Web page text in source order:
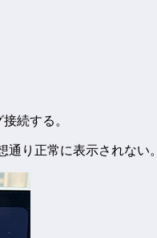
続する。
り正常に表示されな